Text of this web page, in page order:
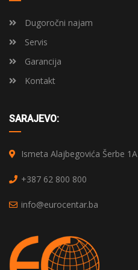
Dugoročni najam
Servis
Garancija
Kontakt
SARAJEVO:
Ismeta Alajbegovića Šerbe 1A
+387 62 800 800
info@eurocentar.ba